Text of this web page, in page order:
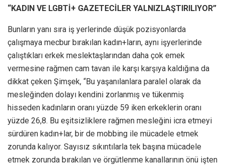
“KADIN VE LGBTİ+ GAZETECİLER YALNIZLAŞTIRILIYOR”
Bunların yanı sıra iş yerlerinde düşük pozisyonlarda
çalışmaya mecbur bırakılan kadın+ların, aynı işyerlerinde
çalıştıkları erkek meslektaşlarından daha çok emek
vermesine rağmen cam tavan ile karşı karşıya kaldığına da
dikkat çeken Şimşek, “Bu yaşanılanlara paralel olarak da
mesleğinden dolayı kendini zorlanmış ve tükenmiş
hisseden kadınların oranı yüzde 59 iken erkeklerin oranı
yüzde 26,8. Bu eşitsizliklere rağmen mesleğini icra etmeyi
sürdüren kadın+lar, bir de mobbing ile mücadele etmek
zorunda kalıyor. Sayısız sıkıntılarla tek başına mücadele
etmek zorunda bırakılan ve örgütlenme kanallarının önü işten